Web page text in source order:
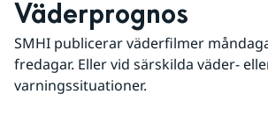
Väderprognos
SMHI publicerar väderfilmer
fredagar. Eller vid särskilda väder-
varningssituationer.